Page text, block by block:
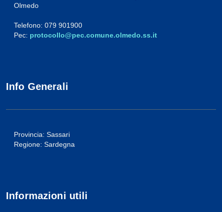
Olmedo
Telefono: 079 901900
Pec: protocollo@pec.comune.olmedo.ss.it
Info Generali
Provincia: Sassari
Regione: Sardegna
Informazioni utili